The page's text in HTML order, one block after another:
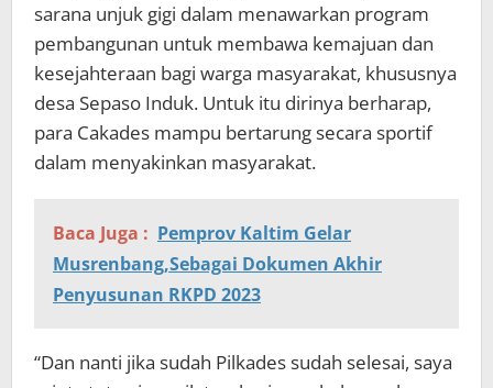
sarana unjuk gigi dalam menawarkan program
pembangunan untuk membawa kemajuan dan
kesejahteraan bagi warga masyarakat, khususnya
desa Sepaso Induk. Untuk itu dirinya berharap,
para Cakades mampu bertarung secara sportif
dalam menyakinkan masyarakat.
Baca Juga : Pemprov Kaltim Gelar
Musrenbang,Sebagai Dokumen Akhir
Penyusunan RKPD 2023
“Dan nanti jika sudah Pilkades sudah selesai, saya